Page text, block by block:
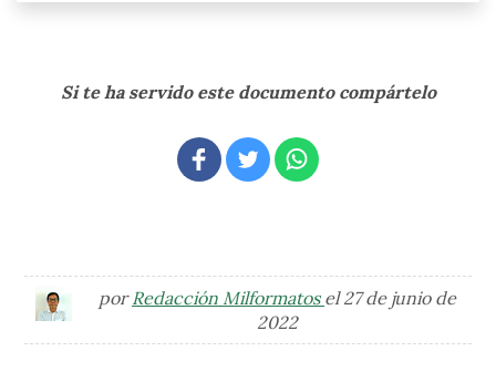
Si te ha servido este documento compártelo
porRedacción Milformatos el 27 de junio de
2022